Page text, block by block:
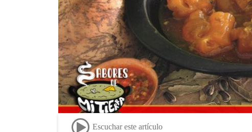
Escuchar este artículo